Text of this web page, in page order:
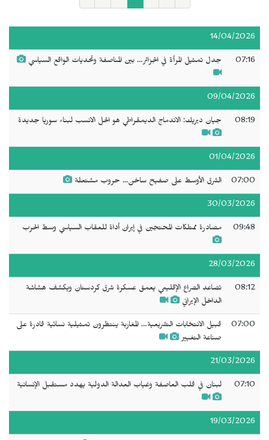
14/04/2026
07:16 جدل تمثيل المرأة في الجزائر… بين المناصفة وتحديات الواقع السياسي
09/04/2026
08:19 جيان ديريك: الاندماج الديمقراطي هو الحل الانسب لبناء سوريا جديدة
01/04/2026
07:00 الشرق الأوسط على صفيح ساخن... حروب مشتعلة
30/03/2026
09:48 مصادرة ممتلكات المحتجين في إيران أداة للعقاب السياسي وسط الحرب
28/03/2026
08:12
تصاعد الصراع الإقليمي يعمق عسكرة شرق كردستان ويكشف هشاشة
الداخل الإيراني
07:00
قبيل الانتخابات التشريعية… المغاربة ينتظرون تمثيلية نسائية قادرة على
صناعة التغيير
21/03/2026
07:10 لبنان في قلب العاصفة وغياب العدالة الدولية يهدد مستقبل الإنسانية
19/03/2026